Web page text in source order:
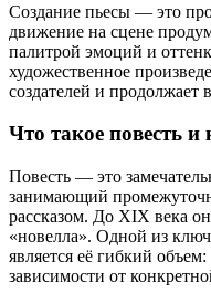
Создание пьесы — это
движение на сцене
палитрой эмоций и
художественное
создателей и продолжает
Что такое повесть и
Повесть — это
занимающий
рассказом. До XIX века
«новелла». Одной из
является её гибкий
зависимости от